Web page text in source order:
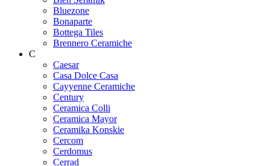
Bluezone
Bonaparte
Bottega Tiles
Brennero Ceramiche
C
Caesar
Casa Dolce Casa
Cayyenne Ceramiche
Century
Ceramica Colli
Ceramica Mayor
Ceramika Konskie
Cercom
Cerdomus
Cerrad